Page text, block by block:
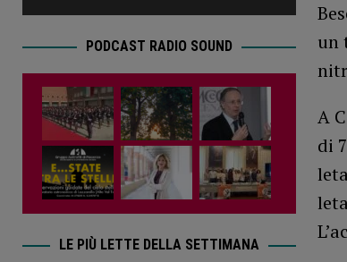
un
A
di
PODCAST RADIO SOUND
LE PIÙ LETTE DELLA SETTIMANA